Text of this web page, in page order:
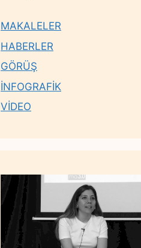
MAKALELER
HABERLER
GÖRÜŞ
İNFOGRAFİK
VİDEO